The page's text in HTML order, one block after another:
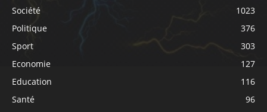
Société
1023
Politique
376
Sport
303
Economie
127
Education
116
Santé
96